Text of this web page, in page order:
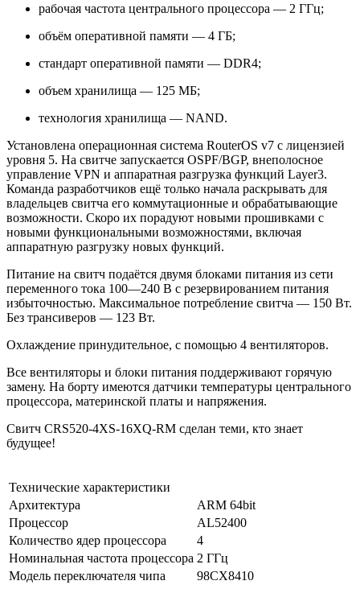
рабочая частота центрального процессора — 2 ГГц;
объём оперативной памяти — 4 ГБ;
стандарт оперативной памяти — DDR4;
объем хранилища — 125 МБ;
технология хранилища — NAND.
Установлена операционная система RouterOS v7 с лицензией
уровня 5. На свитче запускается OSPF/BGP, внеполосное
управление VPN и аппаратная разгрузка функций Layer3.
Команда разработчиков ещё только начала раскрывать для
владельцев свитча его коммутационные и обрабатывающие
возможности. Скоро их порадуют новыми прошивками с
новыми функциональными возможностями, включая
аппаратную разгрузку новых функций.
Питание на свитч подаётся двумя блоками питания из сети
переменного тока 100—240 В с резервированием питания
избыточностью. Максимальное потребление свитча — 150 Вт.
Без трансиверов — 123 Вт.
Охлаждение принудительное, с помощью 4 вентиляторов.
Все вентиляторы и блоки питания поддерживают горячую
замену. На борту имеются датчики температуры центрального
процессора, материнской платы и напряжения.
Свитч CRS520-4XS-16XQ-RM сделан теми, кто знает
будущее!
Технические характеристики
Архитектура
ARM 64bit
Процессор
AL52400
Количество ядер процессора
4
Номинальная частота процессора 2 ГГц
Модель переключателя чипа
98CX8410